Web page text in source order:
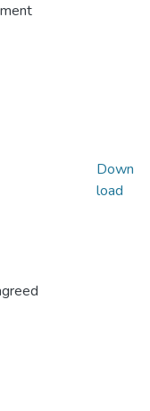
Down
load